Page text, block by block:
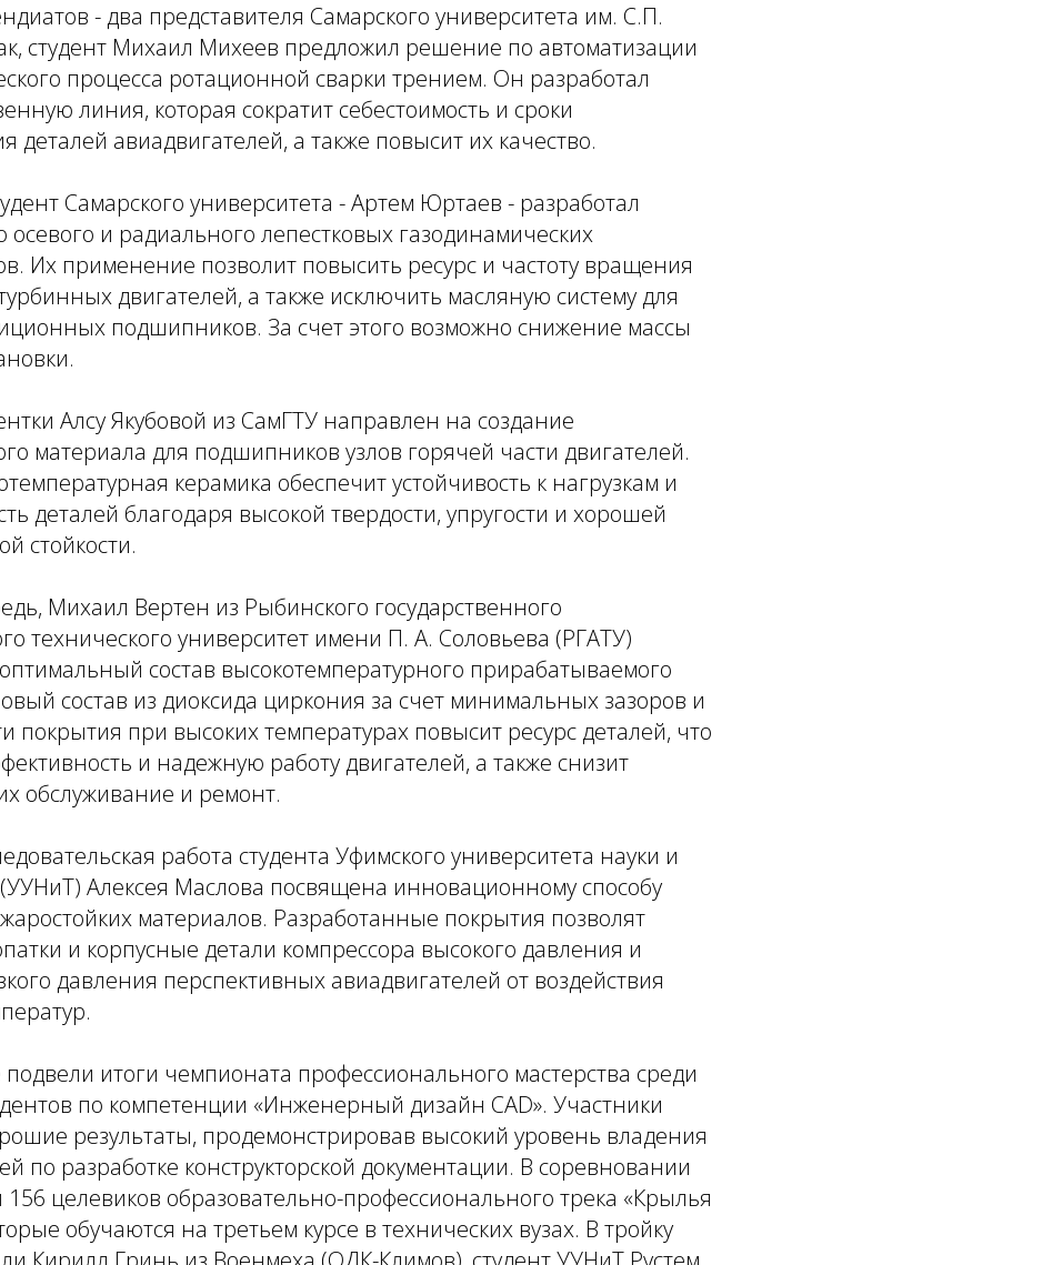
- два представителя Самарского университета им. С.П.
студент Михаил Михеев предложил решение по автоматизации
процесса ротационной сварки трением. Он разработал
линия, которая сократит себестоимость и сроки
деталей авиадвигателей, а также повысит их качество.
Самарского университета - Артем Юртаев - разработал
осевого и радиального лепестковых газодинамических
Их применение позволит повысить ресурс и частоту вращения
двигателей, а также исключить масляную систему для
подшипников. За счет этого возможно снижение массы
Алсу Якубовой из СамГТУ направлен на создание
материала для подшипников узлов горячей части двигателей.
керамика обеспечит устойчивость к нагрузкам и
деталей благодаря высокой твердости, упругости и хорошей
стойкости.
Михаил Вертен из Рыбинского государственного
технического университет имени П. А. Соловьева (РГАТУ)
состав высокотемпературного прирабатываемого
состав из диоксида циркония за счет минимальных зазоров и
покрытия при высоких температурах повысит ресурс деталей, что
и надежную работу двигателей, а также снизит
обслуживание и ремонт.
работа студента Уфимского университета науки и
Алексея Маслова посвящена инновационному способу
материалов. Разработанные покрытия позволят
и корпусные детали компрессора высокого давления и
давления перспективных авиадвигателей от воздействия
итоги чемпионата профессионального мастерства среди
по компетенции «Инженерный дизайн CAD». Участники
результаты, продемонстрировав высокий уровень владения
по разработке конструкторской документации. В соревновании
156 целевиков образовательно-профессионального трека «Крылья
обучаются на третьем курсе в технических вузах. В тройку